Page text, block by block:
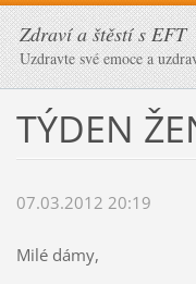
Zdraví a štěstí s EFT
Uzdravte své emoce a
TÝDEN
07.03.2012 20:19
Milé dámy,